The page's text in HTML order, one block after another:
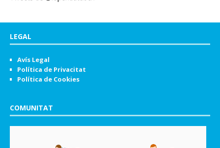
LEGAL
Avís Legal
Política de Privacitat
Política de Cookies
COMUNITAT